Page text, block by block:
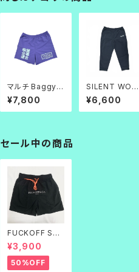
マルチ Baggy_s
horts
¥7,800
SILENT WORK
ナイロンパンツ_
ブラック
¥6,600
セール中の商品
FUCKOFF SWI
M PANTS 黒刺
繍
¥3,900
50%OFF